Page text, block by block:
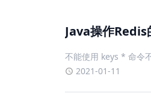
Java操作Redis
不能使用 keys * 命令
2021-01-11